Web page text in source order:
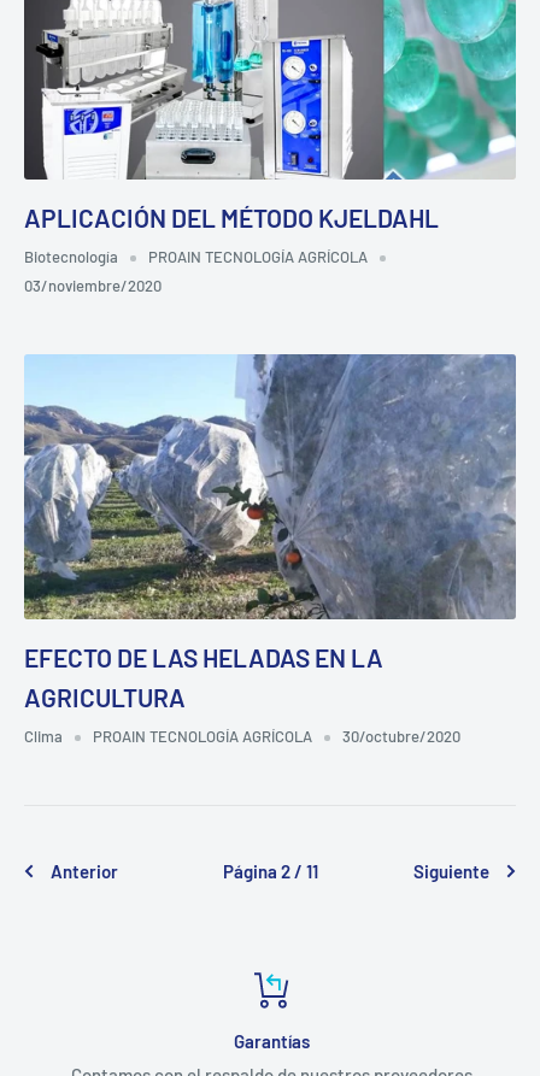
APLICACIÓN DEL MÉTODO KJELDAHL
Biotecnología
PROAIN TECNOLOGÍA AGRÍCOLA
03/noviembre/2020
EFECTO DE LAS HELADAS EN LA
AGRICULTURA
Clima PROAIN TECNOLOGÍA AGRÍCOLA 30/octubre/2020
Anterior Página 2 / 11 Siguiente
Garantías